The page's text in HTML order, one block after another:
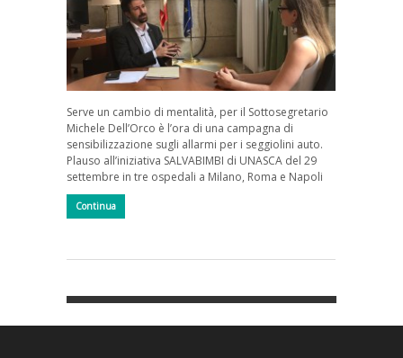
Serve un cambio di mentalità, per il Sottosegretario
Michele Dell’Orco è l’ora di una campagna di
sensibilizzazione sugli allarmi per i seggiolini auto.
Plauso all’iniziativa SALVABIMBI di UNASCA del 29
settembre in tre ospedali a Milano, Roma e Napoli
Continua